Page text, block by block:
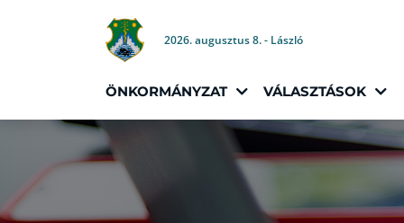
2026. augusztus 8. - László
ÖNKORMÁNYZAT VÁLASZTÁSOK